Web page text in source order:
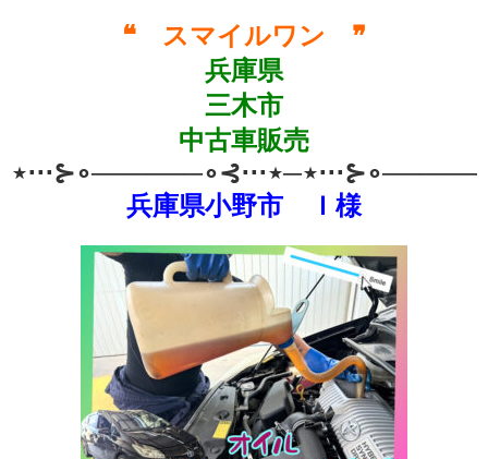
❝ スマイルワン ❞
兵庫県
三木市
中古車販売
兵庫県小野市 Ｉ様